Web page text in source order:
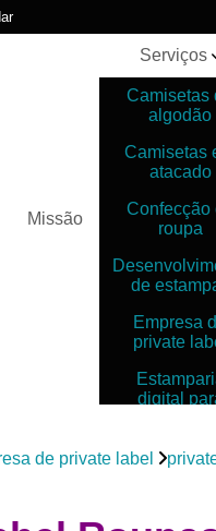
Missão
Serviços
Camisetas
algodão
Camisetas
atacado
Confecção
roupa
de
Empresa
private
digital
de private label